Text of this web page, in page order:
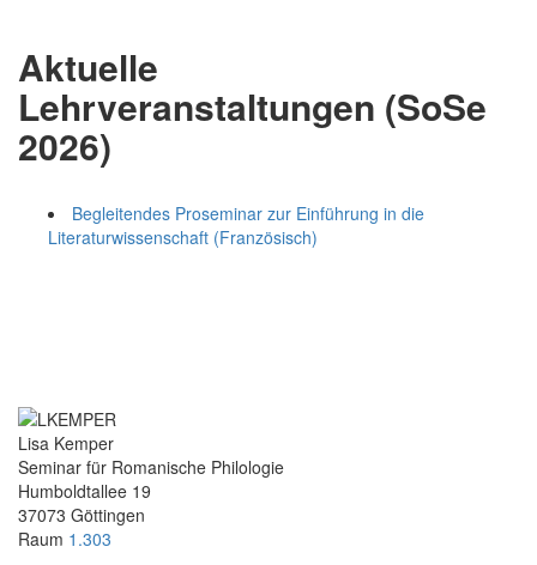
Aktuelle
Lehrveranstaltungen (SoSe
2026)
Begleitendes Proseminar zur Einführung in die
Literaturwissenschaft (Französisch)
Lisa Kemper
Seminar für Romanische Philologie
Humboldtallee 19
37073 Göttingen
Raum 1.303